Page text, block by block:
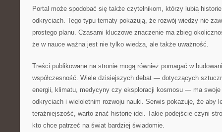
Portal może spodobać się także czytelnikom, którzy lubią
odkryciach. Tego typu tematy pokazują, że rozwój wiedzy nie
prostego planu. Czasami kluczowe znaczenie ma zbieg
że w nauce ważna jest nie tylko wiedza, ale także uważność.
Treści publikowane na stronie mogą również pomagać w
współczesność. Wiele dzisiejszych debat — dotyczących
energii, klimatu, medycyny czy eksploracji kosmosu — ma swoje
odkryciach i wieloletnim rozwoju nauki. Serwis pokazuje, że aby
teraźniejszość, warto znać historię idei. Takie podejście czyni
kto chce patrzeć na świat bardziej świadomie.